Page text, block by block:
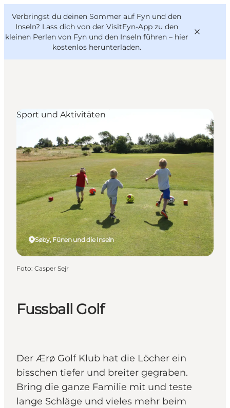
Verbringst du deinen Sommer auf Fyn und den
Inseln? Lass dich von der VisitFyn-App zu den
kleinen Perlen von Fyn und den Inseln führen – hier
kostenlos herunterladen.
Reise Ideen
Essen & trinken
Übernachtung
VisitFyn
Deutsch
Fussball Golf
Der Ærø Golf Klub hat die Löcher ein
bisschen tiefer und breiter gegraben.
Bring die ganze Familie mit und teste
lange Schläge und vieles mehr beim
Søby, Fünen und die Inseln
Sport und Aktivitäten
Foto: Casper Sejr